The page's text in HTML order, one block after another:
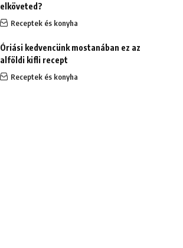
elköveted?
Receptek és konyha
Óriási kedvencünk mostanában ez az
alföldi kifli recept
Receptek és konyha